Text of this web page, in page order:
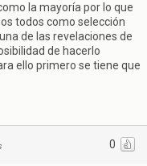
la mayoría por lo que
todos como selección
de las revelaciones de
de hacerlo
ello primero se tiene que
0